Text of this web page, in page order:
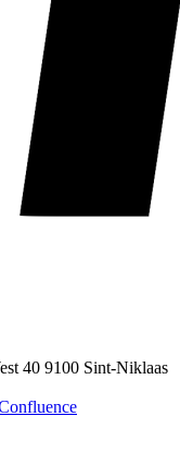
40 9100 Sint-Niklaas